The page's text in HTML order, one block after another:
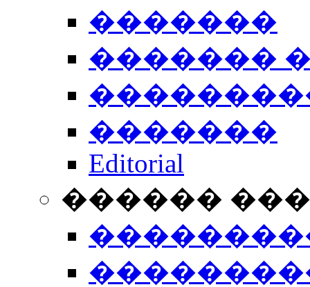
�������
�������
�������
Editorial
������